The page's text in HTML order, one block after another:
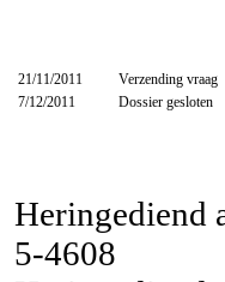
21/11/2011
Verzending vraag
7/12/2011
Dossier gesloten
Heringediend
5-4608